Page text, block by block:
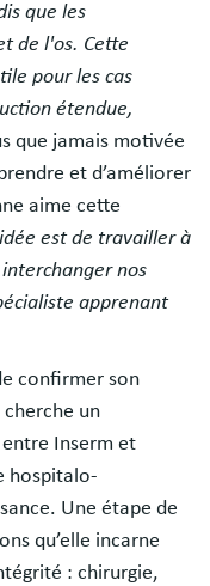
que les
de l'os. Cette
pour les cas
étendue,
que jamais motivée
et d’améliorer
aime cette
est de travailler à
nos
apprenant
confirmer son
un
entre Inserm et
hospitalo-
Une étape de
qu’elle incarne
: chirurgie,